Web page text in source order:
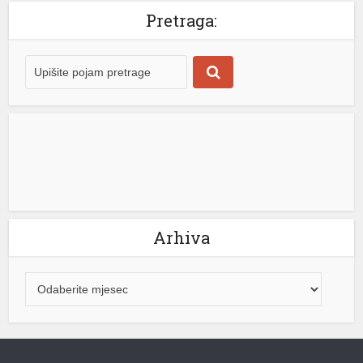
Homerovog antičkog grčkog epa i prati Meta Dejмona u
opasnom […]
Pretraga:
Arhiva